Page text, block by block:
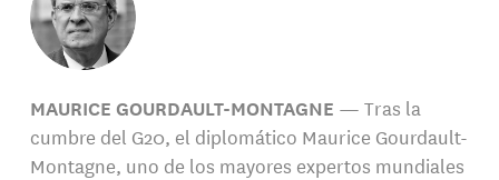
MAURICE GOURDAULT-MONTAGNE — Tras la
cumbre del G20, el diplomático Maurice Gourdault-
Montagne, uno de los mayores expertos mundiales